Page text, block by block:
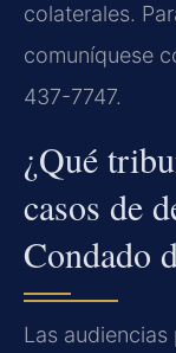
colaterales.
comuníquese
437-7747.
¿Qué
casos de
Condado
Las audiencias